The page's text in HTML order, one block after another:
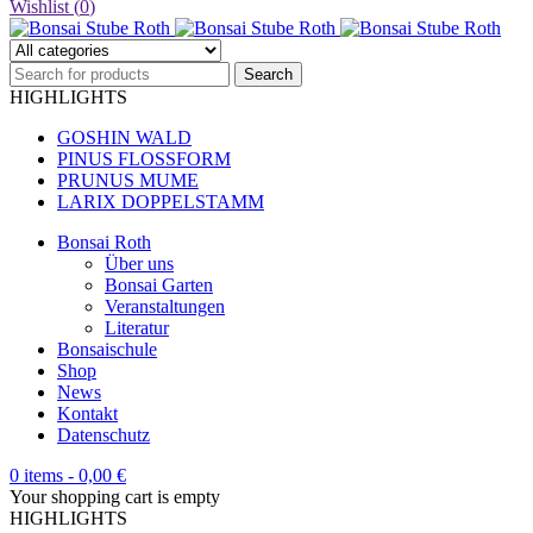
Wishlist (0)
HIGHLIGHTS
GOSHIN WALD
PINUS FLOSSFORM
PRUNUS MUME
LARIX DOPPELSTAMM
Bonsai Roth
Über uns
Bonsai Garten
Veranstaltungen
Literatur
Bonsaischule
Shop
News
Kontakt
Datenschutz
0 items - 0,00 €
Your shopping cart is empty
HIGHLIGHTS